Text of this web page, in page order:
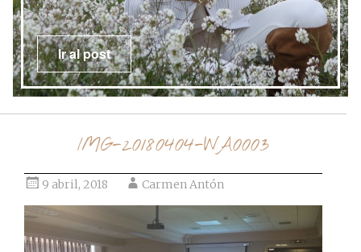
Ir al post
IMG-20180404-WA0003
9 abril, 2018 Carmen Antón